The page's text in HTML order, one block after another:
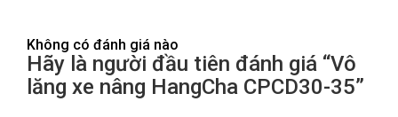
Không có đánh giá nào
Hãy là người đầu tiên đánh giá “Vô
lăng xe nâng HangCha CPCD30-35”